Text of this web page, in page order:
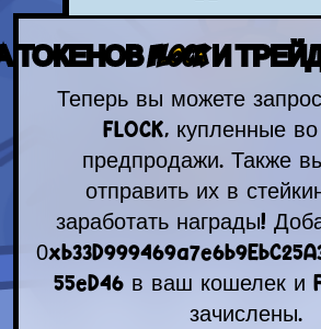
ТОКЕНОВ FLOCK И
Теперь вы можете
FLOCK, купленные
предпродажи. Также
отправить их в
заработать награды!
55eD46 в ваш кошелек и
зачислены.